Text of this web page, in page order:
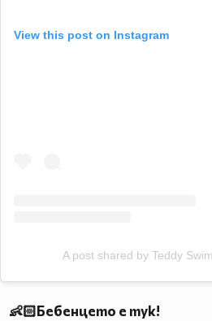
View this post on Instagram
A post shared by Teddy
👶🏻Бебенцето е тук!